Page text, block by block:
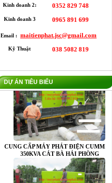
Kinh doanh 2: 0352 829 748
Kinh doanh 3 0965 891 699
Email : maitienphat.jsc@gmail.com
Kỹ Thuật 038 5082 819
DỰ ÁN TIÊU BIỂU
350KVA CÁT BÀ HẢI PHÒNG
CUNG CẤP MÁY PHÁT ĐIỆN CUMMINS
350KVA CÁT BÀ HẢI PHÒNG
CUNG CẤP MÁY PHÁT ĐIỆN CUMMINS
350KVA CÁT BÀ HẢI PHÒNG